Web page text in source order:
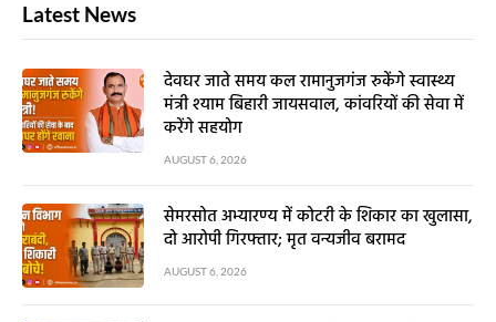
Latest News
देवघर जाते समय कल रामानुजगंज रुकेंगे स्वास्थ्य
मंत्री श्याम बिहारी जायसवाल, कांवरियों की सेवा में
करेंगे सहयोग
AUGUST 6, 2026
सेमरसोत अभ्यारण्य में कोटरी के शिकार का खुलासा,
दो आरोपी गिरफ्तार; मृत वन्यजीव बरामद
AUGUST 6, 2026